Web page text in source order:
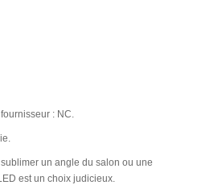
: NC.
un angle du salon ou une
est un choix judicieux.